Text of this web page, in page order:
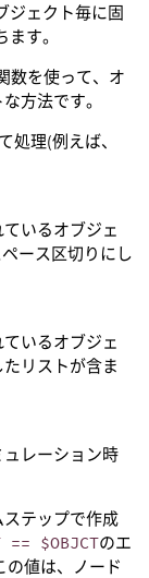
ジェクト毎に固
す。
数を使って、オ
方法です。
処理(例えば、
いるオブジェ
ース区切りにし
いるオブジェ
リストが含ま
レーション時
テップで作成
== $OBJCTのエ
の値は、ノード